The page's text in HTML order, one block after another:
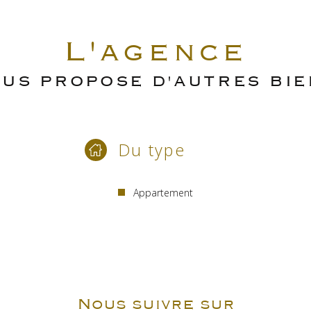
L'agence
PROPOSE D'AUTRES
Du type
Appartement
Nous suivre sur